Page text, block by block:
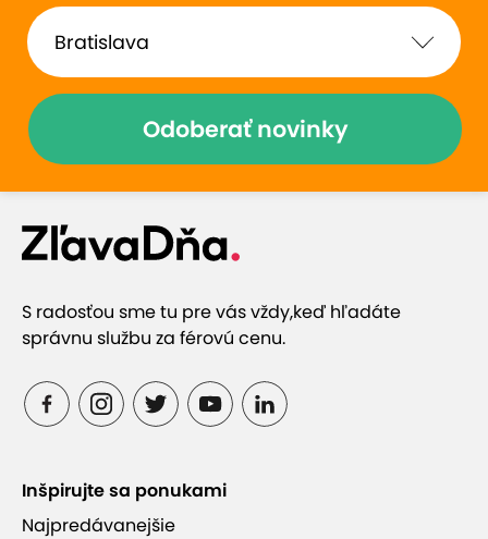
Odoberať novinky
S radosťou sme tu pre vás vždy,keď hľadáte
správnu službu za férovú cenu.
Inšpirujte sa ponukami
Najpredávanejšie